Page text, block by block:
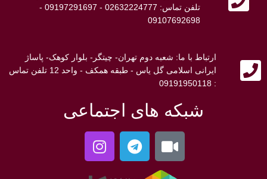
تلفن تماس: 02632224777 - 09197291697 -
09107692698
ارتباط با ما: شعبه دوم تهران- چیتگر- بلوار کوهک- پاساژ
ایرانی اسلامی گل یاس - طبقه همکف - واحد 12 تلفن تماس
: 09191950118
شبکه های اجتماعی